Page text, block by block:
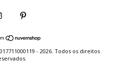
- 2026. Todos os direitos